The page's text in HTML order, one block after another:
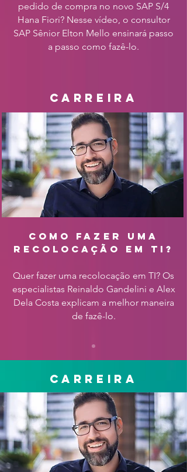
pedido de compra no novo SAP S/4
Hana Fiori? Nesse vídeo, o consultor
SAP Sênior Elton Mello ensinará passo
a passo como fazê-lo.
carreira
como fazer uma
recolocação em ti?
Quer fazer uma recolocação em TI? Os
especialistas Reinaldo Gandelini e Alex
Dela Costa explicam a melhor maneira
de fazê-lo.
carreira